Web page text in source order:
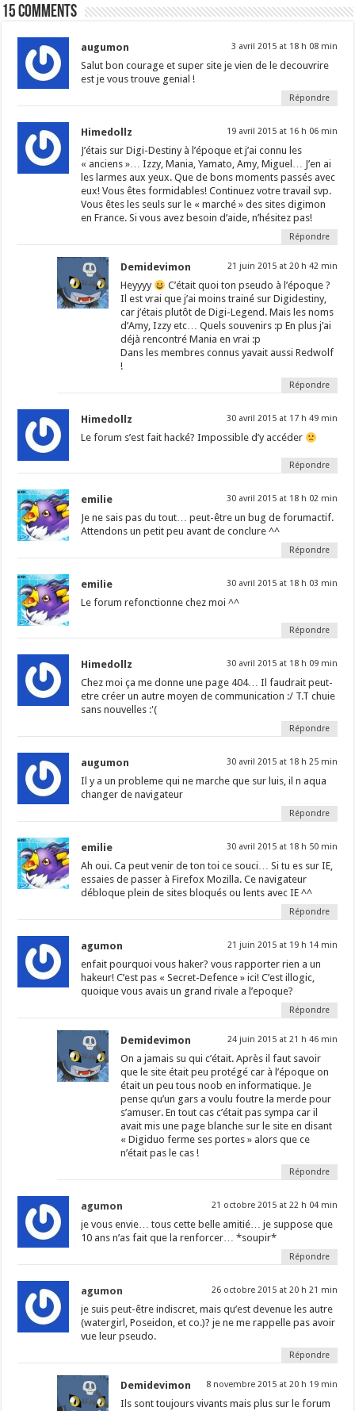
15 comments
augumon 3 avril 2015 at 18 h 08 min
Salut bon courage et super site je vien de le decouvrire
est je vous trouve genial !
Répondre
Himedollz 19 avril 2015 at 16 h 06 min
J’étais sur Digi-Destiny à l’époque et j’ai connu les
« anciens »… Izzy, Mania, Yamato, Amy, Miguel… J’en ai
les larmes aux yeux. Que de bons moments passés avec
eux! Vous êtes formidables! Continuez votre travail svp.
Vous êtes les seuls sur le « marché » des sites digimon
en France. Si vous avez besoin d’aide, n’hésitez pas!
Répondre
Demidevimon 21 juin 2015 at 20 h 42 min
Heyyyy
C’était quoi ton pseudo à l’époque ?
Il est vrai que j’ai moins trainé sur Digidestiny,
car j’étais plutôt de Digi-Legend. Mais les noms
d’Amy, Izzy etc… Quels souvenirs :p En plus j’ai
déjà rencontré Mania en vrai :p
Dans les membres connus yavait aussi Redwolf
!
Répondre
Himedollz 30 avril 2015 at 17 h 49 min
Le forum s’est fait hacké? Impossible d’y accéder
Répondre
emilie 30 avril 2015 at 18 h 02 min
Je ne sais pas du tout… peut-être un bug de forumactif.
Attendons un petit peu avant de conclure ^^
Répondre
emilie 30 avril 2015 at 18 h 03 min
Le forum refonctionne chez moi ^^
Répondre
Himedollz 30 avril 2015 at 18 h 09 min
Chez moi ça me donne une page 404… Il faudrait peut-
etre créer un autre moyen de communication :/ T.T chuie
sans nouvelles :'(
Répondre
augumon 30 avril 2015 at 18 h 25 min
Il y a un probleme qui ne marche que sur luis, il n aqua
changer de navigateur
Répondre
emilie 30 avril 2015 at 18 h 50 min
Ah oui. Ca peut venir de ton toi ce souci… Si tu es sur IE,
essaies de passer à Firefox Mozilla. Ce navigateur
débloque plein de sites bloqués ou lents avec IE ^^
Répondre
agumon 21 juin 2015 at 19 h 14 min
enfait pourquoi vous haker? vous rapporter rien a un
hakeur! C’est pas « Secret-Defence » ici! C’est illogic,
quoique vous avais un grand rivale a l’epoque?
Répondre
Demidevimon 24 juin 2015 at 21 h 46 min
On a jamais su qui c’était. Après il faut savoir
que le site était peu protégé car à l’époque on
était un peu tous noob en informatique. Je
pense qu’un gars a voulu foutre la merde pour
s’amuser. En tout cas c’était pas sympa car il
avait mis une page blanche sur le site en disant
« Digiduo ferme ses portes » alors que ce
n’était pas le cas !
Répondre
agumon 21 octobre 2015 at 22 h 04 min
je vous envie… tous cette belle amitié… je suppose que
10 ans n’as fait que la renforcer… *soupir*
Répondre
agumon 26 octobre 2015 at 20 h 21 min
je suis peut-être indiscret, mais qu’est devenue les autre
(watergirl, Poseidon, et co.)? je ne me rappelle pas avoir
vue leur pseudo.
Répondre
Demidevimon 8 novembre 2015 at 20 h 19 min
Ils sont toujours vivants mais plus sur le forum